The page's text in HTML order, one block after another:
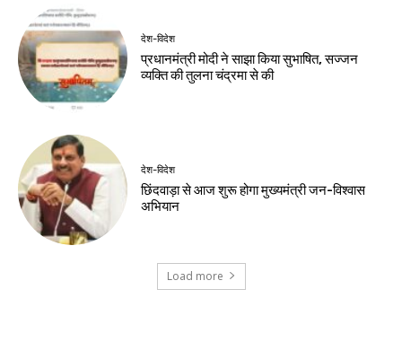
Birsa Bhumi Live
August 7, 2026
नवीनतम लेख
को मिली अनुमति
डीपीएल: आर्यन गौर के 91 रन, पुरानी दिल्ली 6 की